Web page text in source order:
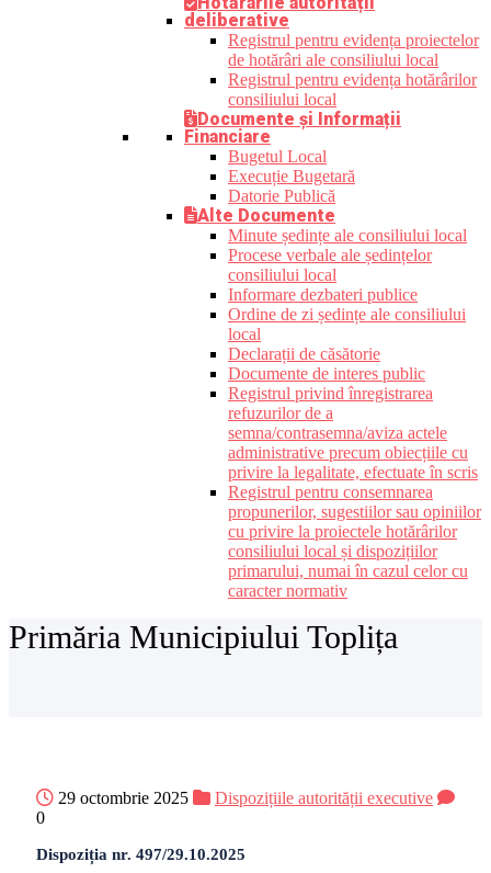
deliberative
Registrul pentru evidența proiectelor
de hotărâri ale consiliului local
Registrul pentru evidența hotărârilor
consiliului local
Documente și Informații
Financiare
Bugetul Local
Execuție Bugetară
Datorie Publică
Alte Documente
Minute ședințe ale consiliului local
Procese verbale ale ședințelor
consiliului local
Informare dezbateri publice
Ordine de zi ședințe ale consiliului
local
Declarații de căsătorie
Documente de interes public
Registrul privind înregistrarea
refuzurilor de a
semna/contrasemna/aviza actele
administrative precum obiecțiile cu
privire la legalitate, efectuate în scris
Registrul pentru consemnarea
propunerilor, sugestiilor sau opiniilor
cu privire la proiectele hotărârilor
consiliului local și dispozițiilor
primarului, numai în cazul celor cu
caracter normativ
Primăria Municipiului Toplița
29 octombrie 2025
Dispozițiile autorității executive
0
Dispoziția nr. 497/29.10.2025